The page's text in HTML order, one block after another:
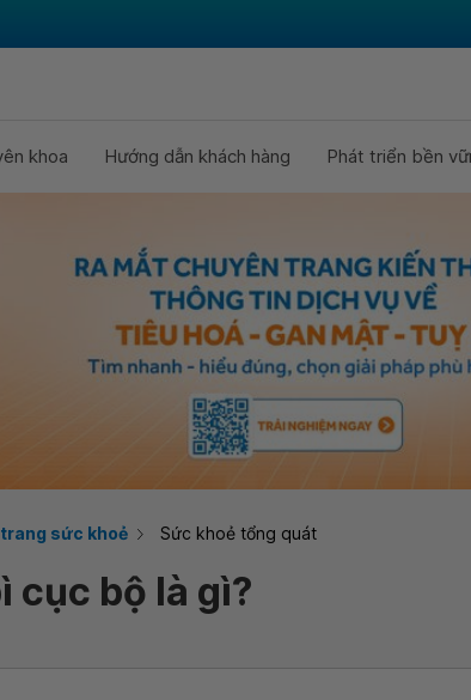
khoa Hướng dẫn khách hàng Phát triển bền
sức khoẻ Sức khoẻ tổng quát
cục bộ là gì?